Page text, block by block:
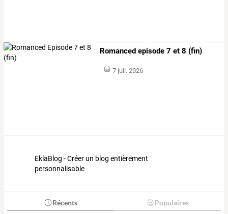
Romanced episode 7 et 8 (fin)
7 juil. 2026
EklaBlog - Créer un blog entièrement
personnalisable
Récents Populaires